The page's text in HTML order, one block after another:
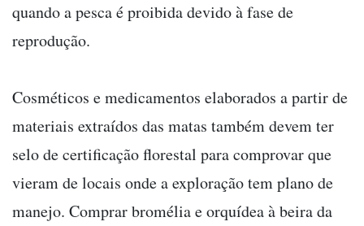
quando a pesca é proibida devido à fase de
reprodução.
Cosméticos e medicamentos elaborados a partir de
materiais extraídos das matas também devem ter
selo de certificação florestal para comprovar que
vieram de locais onde a exploração tem plano de
manejo. Comprar bromélia e orquídea à beira da